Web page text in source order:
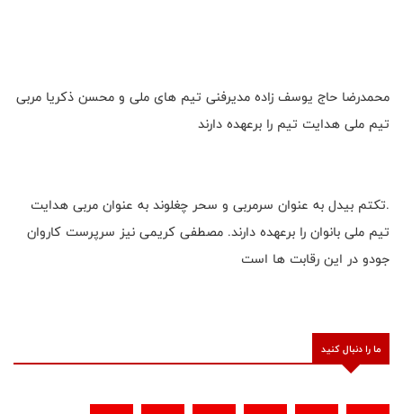
محمدرضا حاج یوسف زاده مدیرفنی تیم های ملی و محسن ذکریا مربی
تیم ملی هدایت تیم را برعهده دارند
.تکتم بیدل به عنوان سرمربی و سحر چغلوند به عنوان مربی هدایت
تیم ملی بانوان را برعهده دارند. مصطفی کریمی نیز سرپرست کاروان
جودو در این رقابت ها است
ما را دنبال کنید